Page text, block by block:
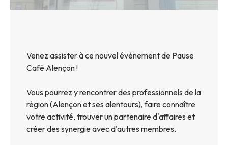
Venez assister à ce nouvel évènement de Pause
Café Alençon !
Vous pourrez y rencontrer des professionnels de la
région (Alençon et ses alentours), faire connaître
votre activité, trouver un partenaire d'affaires et
créer des synergie avec d'autres membres.